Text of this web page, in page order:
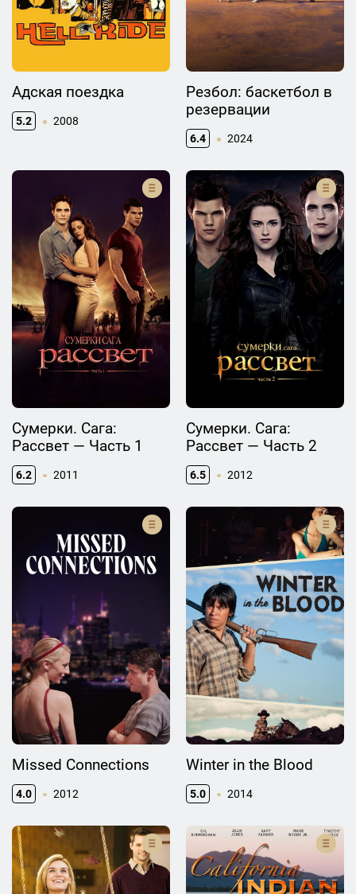
Адская поездка
5.2 2008
Резбол: баскетбол в
резервации
6.4 2024
Сумерки. Сага:
Рассвет — Часть 1
6.2 2011
Сумерки. Сага:
Рассвет — Часть 2
6.5 2012
Missed Connections
4.0 2012
Winter in the Blood
5.0 2014